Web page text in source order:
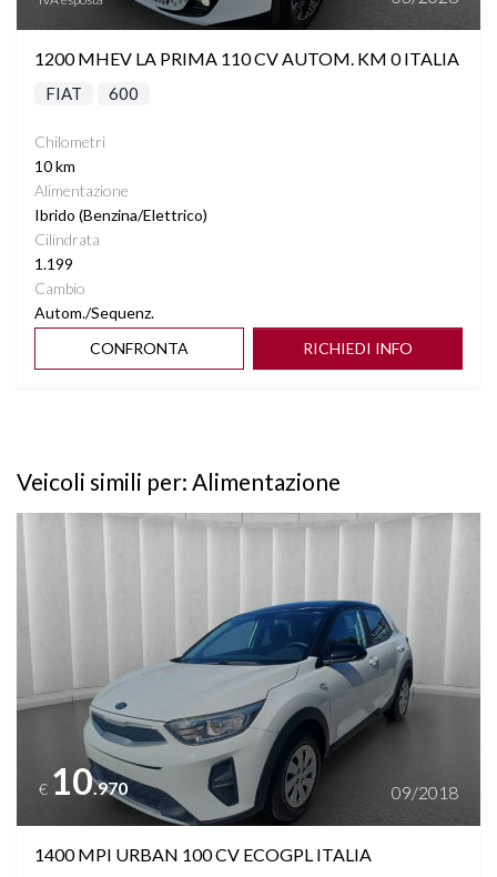
1200 MHEV LA PRIMA 110 CV AUTOM. KM 0 ITALIA
FIAT 600
Chilometri
10 km
Alimentazione
Ibrido (Benzina/Elettrico)
Cilindrata
1.199
Cambio
Autom./Sequenz.
CONFRONTA
RICHIEDI INFO
Veicoli simili per: Alimentazione
Vedi dettagli
€ 10.970 09/2018
1400 MPI URBAN 100 CV ECOGPL ITALIA